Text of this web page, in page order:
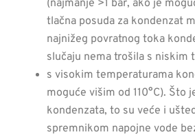
(najmanje >1 bar, ako je
tlačna posuda za kondenzat
najnižeg povratnog toka
slučaju nema trošila s niskim
s visokim temperaturama
moguće višim od 110°C). Što
kondenzata, to su veće i
spremnikom napojne vode